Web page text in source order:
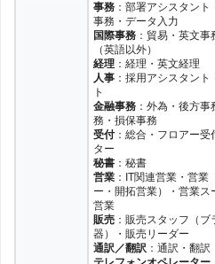
事務 ：部署アシスタン
事務・データ入力
国際事務 ：貿易・英文
（英語以外）
経理 ：経理・英文経理
人事 ：採用アシスタン
ト
金融事務 ：外為・後方
務・損保事務
受付：総合・フロアー受
ター
秘書 ：秘書
営業 ：IT関連営業・営
ー・開拓営業）・営業
営業
販売 ：販売スタッフ（
器）・販売リーダー
通訳／翻訳 ：通訳・翻訳